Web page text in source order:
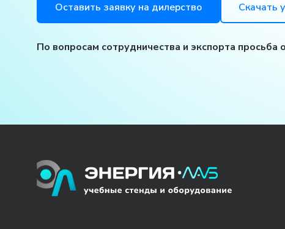
Оставить заявку на дилерство Скачать
По вопросам сотрудничества и экспорта просьба